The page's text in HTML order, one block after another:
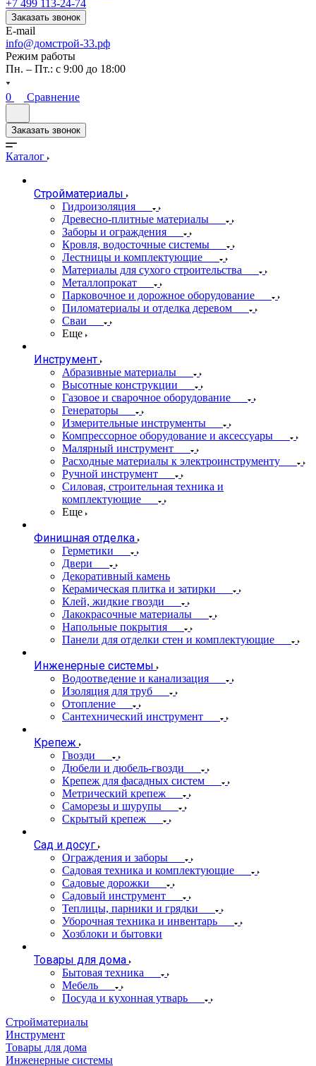
+7 499 113-24-74
Заказать звонок
E-mail
info@домстрой-33.рф
Режим работы
Пн. – Пт.: с 9:00 до 18:00
0 Сравнение
Заказать звонок
Каталог
Стройматериалы
Гидроизоляция
Древесно-плитные материалы
Заборы и ограждения
Кровля, водосточные системы
Лестницы и комплектующие
Материалы для сухого строительства
Металлопрокат
Парковочное и дорожное оборудование
Пиломатериалы и отделка деревом
Сваи
Еще
Инструмент
Абразивные материалы
Высотные конструкции
Газовое и сварочное оборудование
Генераторы
Измерительные инструменты
Компрессорное оборудование и аксессуары
Малярный инструмент
Расходные материалы к электроинструменту
Ручной инструмент
Силовая, строительная техника и
комплектующие
Еще
Финишная отделка
Герметики
Двери
Декоративный камень
Керамическая плитка и затирки
Клей, жидкие гвозди
Лакокрасочные материалы
Напольные покрытия
Панели для отделки стен и комплектующие
Инженерные системы
Водоотведение и канализация
Изоляция для труб
Отопление
Сантехнический инструмент
Крепеж
Гвозди
Дюбели и дюбель-гвозди
Крепеж для фасадных систем
Метрический крепеж
Саморезы и шурупы
Скрытый крепеж
Сад и досуг
Ограждения и заборы
Садовая техника и комплектующие
Садовые дорожки
Садовый инструмент
Теплицы, парники и грядки
Уборочная техника и инвентарь
Хозблоки и бытовки
Товары для дома
Бытовая техника
Мебель
Посуда и кухонная утварь
Стройматериалы
Инструмент
Товары для дома
Инженерные системы